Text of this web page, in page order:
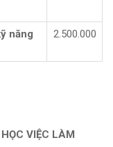
năng
2.500.000
VIỆC LÀM